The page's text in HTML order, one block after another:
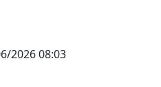
2026 08:03